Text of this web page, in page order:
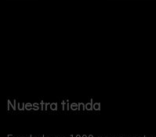
Nuestra tienda